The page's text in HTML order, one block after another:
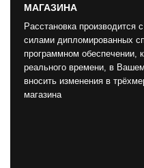
МАГАЗИНА
Расстановка производится
силами дипломированных
программном обеспечении,
реального времени, в
вносить изменения в
магазина